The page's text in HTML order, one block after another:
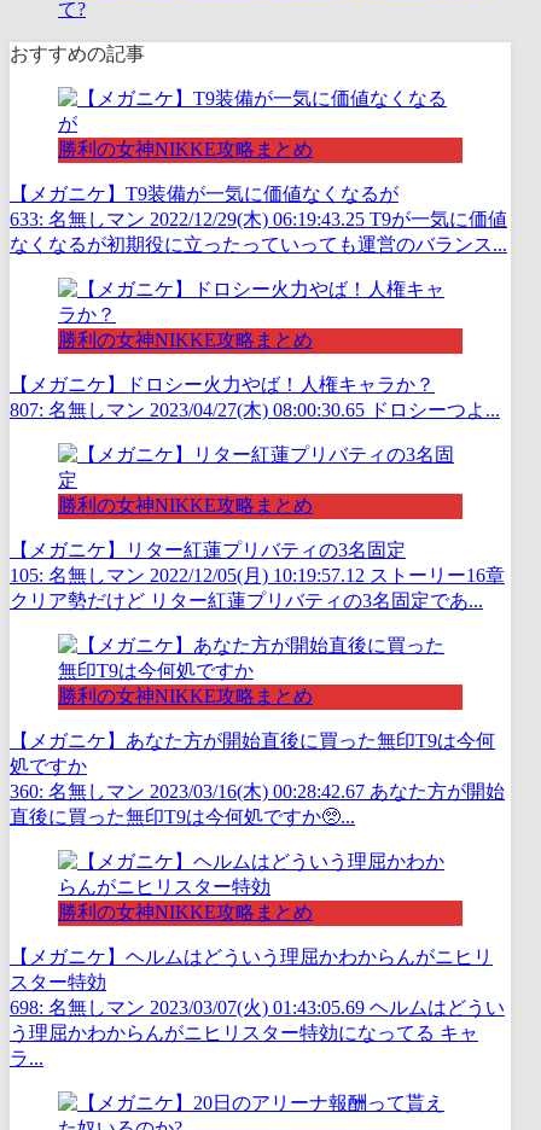
おすすめの記事
勝利の女神NIKKE攻略まとめ
【メガニケ】T9装備が一気に価値なくなるが
633: 名無しマン 2022/12/29(木) 06:19:43.25 T9が一気に価値
なくなるが初期役に立ったっていっても運営のバランス...
勝利の女神NIKKE攻略まとめ
【メガニケ】ドロシー火力やば！人権キャラか？
807: 名無しマン 2023/04/27(木) 08:00:30.65 ドロシーつよ...
勝利の女神NIKKE攻略まとめ
【メガニケ】リター紅蓮プリバティの3名固定
105: 名無しマン 2022/12/05(月) 10:19:57.12 ストーリー16章
クリア勢だけど リター紅蓮プリバティの3名固定であ...
勝利の女神NIKKE攻略まとめ
【メガニケ】あなた方が開始直後に買った無印T9は今何
処ですか
360: 名無しマン 2023/03/16(木) 00:28:42.67 あなた方が開始
直後に買った無印T9は今何処ですか🥺...
勝利の女神NIKKE攻略まとめ
【メガニケ】ヘルムはどういう理屈かわからんがニヒリ
スター特効
698: 名無しマン 2023/03/07(火) 01:43:05.69 ヘルムはどうい
う理屈かわからんがニヒリスター特効になってる キャ
ラ...